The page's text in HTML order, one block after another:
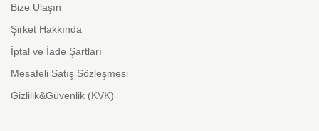
Bize Ulaşın
Şirket Hakkında
İptal ve İade Şartları
Mesafeli Satış Sözleşmesi
Gizlilik&Güvenlik (KVK)